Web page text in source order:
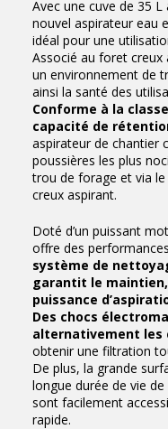
Avec une cuve de 35
nouvel aspirateur eau
idéal pour une
Associé au foret
un environnement de
ainsi la santé des
Conforme à la
capacité de
aspirateur de chantier
poussières les plus
trou de forage et via
creux aspirant.
Doté d’un puissant
offre des
système de
garantit le
puissance
Des chocs
alternativement les
obtenir une filtration
De plus, la grande
longue durée de vie
sont facilement
rapide.